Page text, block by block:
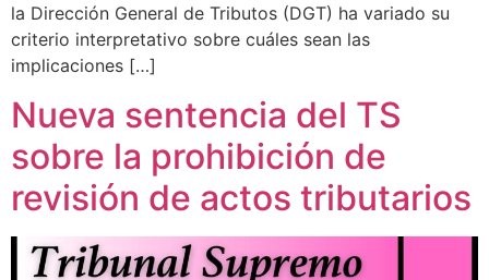
la Dirección General de Tributos (DGT) ha variado su
criterio interpretativo sobre cuáles sean las
implicaciones […]
Nueva sentencia del TS
sobre la prohibición de
revisión de actos tributarios